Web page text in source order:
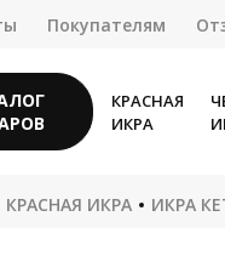
Покупателям
КРАСНАЯ
ИКРА
КРАСНАЯ ИКРА ИКРА